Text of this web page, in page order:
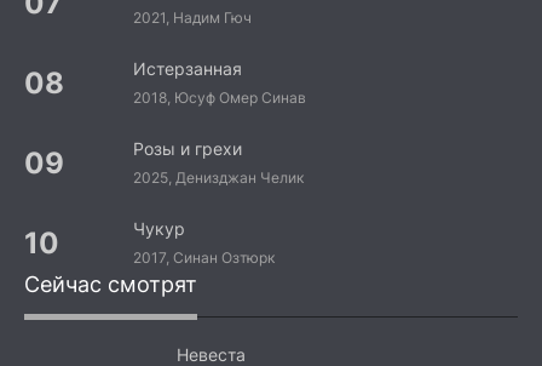
2021, Надим Гюч
Истерзанная
2018, Юсуф Омер Синав
Розы и грехи
2025, Денизджан Челик
Чукур
2017, Синан Озтюрк
Сейчас смотрят
Невеста